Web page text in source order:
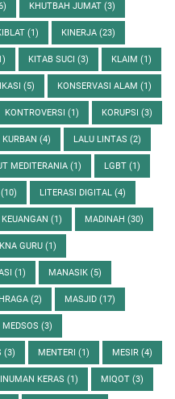
KHUTBAH JUMAT (3)
(1) KINERJA (23)
KITAB SUCI (3) KLAIM (1)
(5) KONSERVASI ALAM (1)
KONTROVERSI (1) KORUPSI (3)
KURBAN (4) LALU LINTAS (2)
MEDITERANIA (1) LGBT (1)
(10) LITERASI DIGITAL (4)
(1) MADINAH (30)
GURU (1)
(1) MANASIK (5)
(2) MASJID (17)
MEDSOS (3)
(3) MENTERI (1) MESIR (4)
KERAS (1) MIQOT (3)